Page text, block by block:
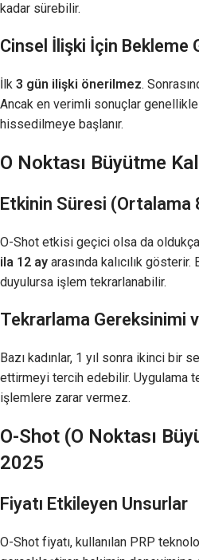
kadar sürebilir.
Cinsel İlişki İçin Bekleme
İlk 3 gün ilişki önerilmez.
Ancak en verimli sonuçlar
hissedilmeye başlanır.
O Noktası Büyütme
Etkinin Süresi (Ortalama
O-Shot etkisi geçici olsa da
ila 12 ay arasında kalıcılık
duyulursa işlem tekrarlanabilir.
Tekrarlama Gereksinimi
Bazı kadınlar, 1 yıl sonra ikinci bir
ettirmeyi tercih edebilir. Uygulama
işlemlere zarar vermez.
O-Shot (O Noktası
2025
Fiyatı Etkileyen Unsurlar
O-Shot fiyatı, kullanılan PRP